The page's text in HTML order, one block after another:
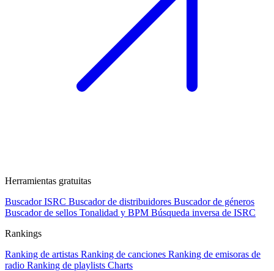
Herramientas gratuitas
Buscador ISRC Buscador de distribuidores Buscador de géneros
Buscador de sellos Tonalidad y BPM Búsqueda inversa de ISRC
Rankings
Ranking de artistas Ranking de canciones Ranking de emisoras de
radio Ranking de playlists Charts